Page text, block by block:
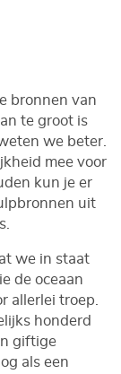
bronnen van
te groot is
we beter.
mee voor
kun je er
uit
we in staat
de oceaan
allerlei troep.
honderd
giftige
als een